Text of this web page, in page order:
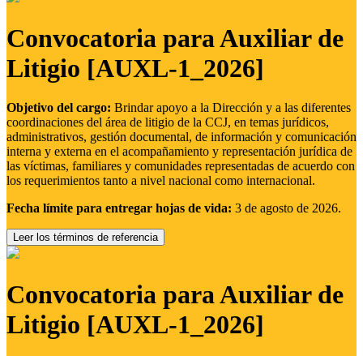
Convocatoria para Auxiliar de
Litigio [AUXL-1_2026]
Objetivo del cargo: Brindar apoyo a la Dirección y a las diferentes
coordinaciones del área de litigio de la CCJ, en temas jurídicos,
administrativos, gestión documental, de información y comunicación
interna y externa en el acompañamiento y representación jurídica de
las víctimas, familiares y comunidades representadas de acuerdo con
los requerimientos tanto a nivel nacional como internacional.
Fecha límite para entregar hojas de vida: 3 de agosto de 2026.
Leer los términos de referencia
Convocatoria para Auxiliar de
Litigio [AUXL-1_2026]